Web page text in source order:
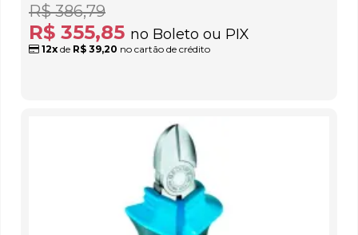
R$ 355,85 no Boleto ou PIX
R$ 386,79
12x de R$ 39,20 no cartão de crédito